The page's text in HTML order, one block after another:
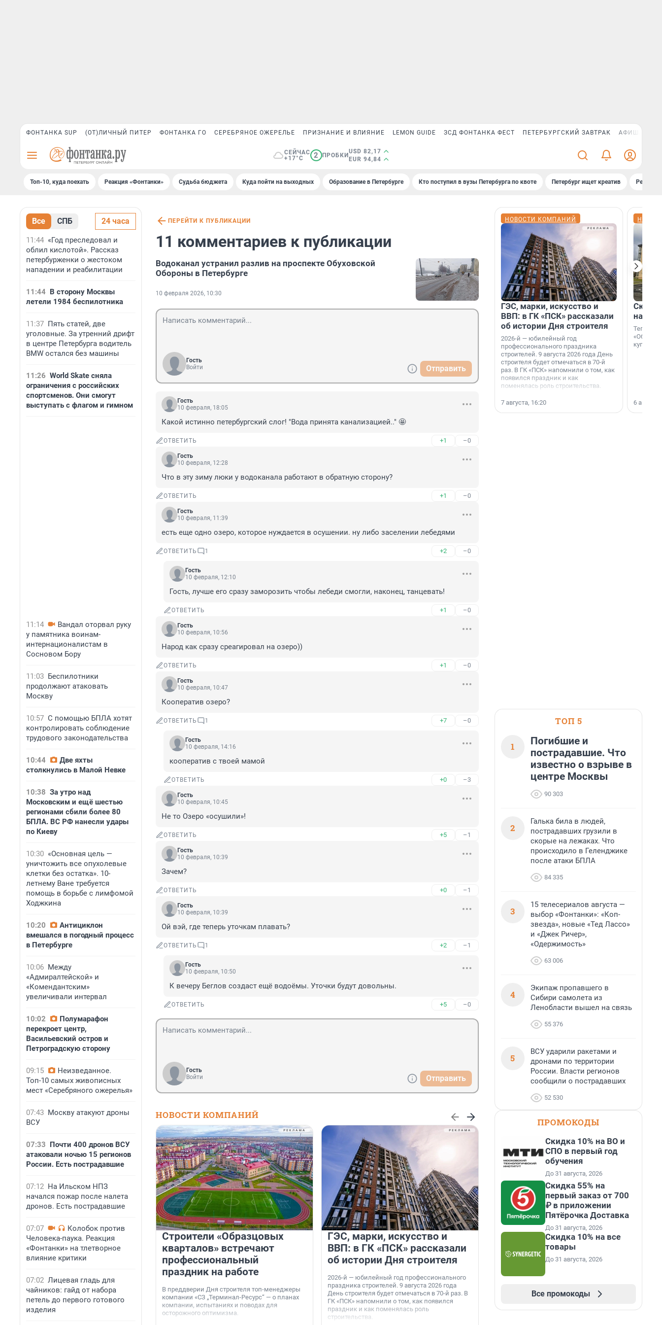
ФОНТАНКА SUP (ОТ)ЛИЧНЫЙ ПИТЕР ФОНТАНКА ГО СЕРЕБРЯНОЕ ОЖЕРЕЛЬЕ ПРИЗНАНИЕ И ВЛИЯНИЕ LEMON GUIDE ЗСД ФОНТАНКА ФЕСТ ПЕТЕРБУРГСКИЙ ЗАВТРАК АФИША PLUS
СЕЙЧАС
+17°C
2 ПРОБКИ
USD 82,17
EUR 94,84
Топ-10, куда поехать Реакция «Фонтанки» Судьба бюджета Куда пойти на выходных Образование в Петербурге Кто поступил в вузы Петербурга по квоте Петербург ищет креатив
Все СПБ 24 часа
11:44 «Год преследовал и
облил кислотой». Рассказ
петербурженки о жестоком
нападении и реабилитации
11:44 В сторону Москвы
летели 1984 беспилотника
11:37 Пять статей, две
уголовные. За утренний дрифт
в центре Петербурга водитель
BMW остался без машины
11:26 World Skate сняла
ограничения с российских
спортсменов. Они смогут
выступать с флагом и гимном
11:14
Вандал оторвал руку
у памятника воинам-
интернационалистам в
Сосновом Бору
11:03 Беспилотники
продолжают атаковать
Москву
10:57 С помощью БПЛА хотят
контролировать соблюдение
трудового законодательства
10:44
Две яхты
столкнулись в Малой Невке
10:38 За утро над
Московским и ещё шестью
регионами сбили более 80
БПЛА. ВС РФ нанесли удары
по Киеву
10:30 «Основная цель —
уничтожить все опухолевые
клетки без остатка». 10-
летнему Ване требуется
помощь в борьбе с лимфомой
Ходжкина
10:20
Антициклон
вмешался в погодный процесс
в Петербурге
10:06 Между
«Адмиралтейской» и
«Комендантским»
увеличивали интервал
10:02
Полумарафон
перекроет центр,
Васильевский остров и
Петроградскую сторону
09:15
Неизведанное.
Топ-10 самых живописных
мест «Серебряного ожерелья»
07:43 Москву атакуют дроны
ВСУ
07:33 Почти 400 дронов ВСУ
атаковали ночью 15 регионов
России. Есть пострадавшие
07:12 На Ильском НПЗ
начался пожар после налета
дронов. Есть пострадавшие
07:07
Колобок против
Человека-паука. Реакция
«Фонтанки» на тлетворное
влияние критики
07:02 Лицевая гладь для
чайников: гайд от набора
петель до первого готового
изделия
ПЕРЕЙТИ К ПУБЛИКАЦИИ
11 комментариев к публикации
Водоканал устранил разлив на проспекте Обуховской
Обороны в Петербурге
10 февраля 2026, 10:30
Гость
Войти
Отправить
Гость
10 февраля, 18:05
Какой истинно петербургский слог! "Вода принята канализацией.." 🤩
ОТВЕТИТЬ +1 –0
Гость
10 февраля, 12:28
Что в эту зиму люки у водоканала работают в обратную сторону?
ОТВЕТИТЬ +1 –0
Гость
10 февраля, 11:39
есть еще одно озеро, которое нуждается в осушении. ну либо заселении лебедями
ОТВЕТИТЬ 1 +2 –0
Гость
10 февраля, 12:10
Гость, лучше его сразу заморозить чтобы лебеди смогли, наконец, танцевать!
ОТВЕТИТЬ +1 –0
Гость
10 февраля, 10:56
Народ как сразу среагировал на озеро))
ОТВЕТИТЬ +1 –0
Гость
10 февраля, 10:47
Кооператив озеро?
ОТВЕТИТЬ 1 +7 –0
Гость
10 февраля, 14:16
кооператив с твоей мамой
ОТВЕТИТЬ +0 –3
Гость
10 февраля, 10:45
Не то Озеро «осушили»!
ОТВЕТИТЬ +5 –1
Гость
10 февраля, 10:39
Зачем?
ОТВЕТИТЬ +0 –1
Гость
10 февраля, 10:39
Ой вэй, где теперь уточкам плавать?
ОТВЕТИТЬ 1 +2 –1
Гость
10 февраля, 10:50
К вечеру Беглов создаст ещё водоёмы. Уточки будут довольны.
ОТВЕТИТЬ +5 –0
Гость
Войти
Отправить
НОВОСТИ КОМПАНИЙ
Строители «Образцовых
кварталов» встречают
профессиональный
праздник на работе
В преддверии Дня строителя топ-менеджеры
компании «СЗ „Терминал-Ресурс“ — о планах
компании, испытаниях и поводах для
осторожного оптимизма.
ГЭС, марки, искусство и
ВВП: в ГК «ПСК» рассказали
об истории Дня строителя
2026-й — юбилейный год профессионального
праздника строителей. 9 августа 2026 года
День строителя будет отмечаться в 70-й раз. В
ГК «ПСК» напомнили о том, как появился
праздник и как поменялась роль
строительства.
На водоёмах Ленобласти
заработали новые базовые
станции МегаФона
Инженеры МегаФона установили телеком-
Ленинградской области. Базовые станции
а также недалеко от Большого Тосненского
НОВОСТИ КОМПАНИЙ
ГЭС, марки, искусство и
ВВП: в ГК «ПСК» рассказали
об истории Дня строителя
2026-й — юбилейный год
профессионального праздника
строителей. 9 августа 2026 года День
строителя будет отмечаться в 70-й
раз. В ГК «ПСК» напомнили о том, как
появился праздник и как
поменялась роль строительства.
7 августа, 16:20
на
Теперь
купить
6
ТОП 5
1
Погибшие и
пострадавшие. Что
известно о взрыве в
центре Москвы
90 303
2
Галька била в людей,
пострадавших грузили в
скорые на лежаках. Что
происходило в Геленджике
после атаки БПЛА
84 335
3
15 телесериалов августа —
выбор «Фонтанки»: «Коп-
звезда», новые «Тед Лассо»
и «Джек Ричер»,
«Одержимость»
63 006
4
Экипаж пропавшего в
Сибири самолета из
Ленобласти вышел на связь
55 376
5
ВСУ ударили ракетами и
дронами по территории
России. Власти регионов
сообщили о пострадавших
52 530
ПРОМОКОДЫ
Скидка 10% на ВО и
СПО в первый год
обучения
До 31 августа, 2026
Скидка 55% на
первый заказ от 700
₽ в приложении
Пятёрочка Доставка
До 31 августа, 2026
Скидка 10% на все
товары
До 31 августа, 2026
Все промокоды